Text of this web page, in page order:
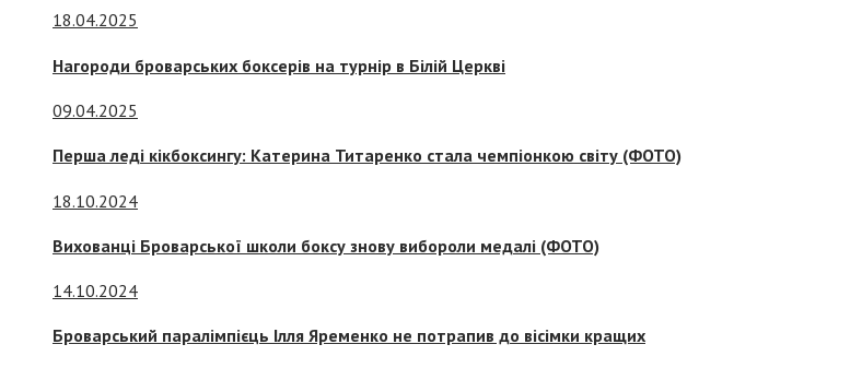
18.04.2025
Нагороди броварських боксерів на турнір в Білій Церкві
09.04.2025
Перша леді кікбоксингу: Катерина Титаренко стала чемпіонкою світу (ФОТО)
18.10.2024
Вихованці Броварської школи боксу знову вибороли медалі (ФОТО)
14.10.2024
Броварський паралімпієць Ілля Яременко не потрапив до вісімки кращих